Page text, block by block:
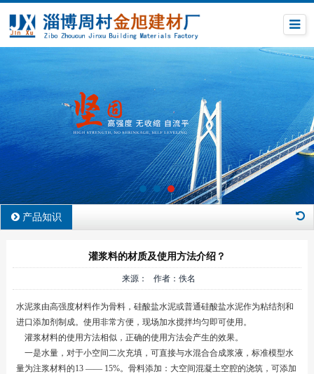
产品知识
灌浆料的材质及使用方法介绍？
来源： 作者：佚名
水泥浆由高强度材料作为骨料，硅酸盐水泥或普通硅酸盐水泥作为粘结剂和
进口添加剂制成。使用非常方便，现场加水搅拌均匀即可使用。
灌浆材料的使用方法相似，正确的使用方法会产生的效果。
一是水量，对于小空间二次充填，可直接与水混合合成浆液，标准模型水
量为注浆材料的13 —— 15%。骨料添加：大空间混凝土空腔的浇筑，可添加